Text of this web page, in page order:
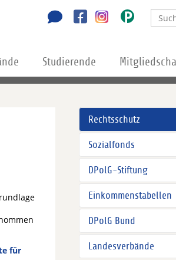
Studierende
für
Rechtsschutz
Sozialfonds
DPolG-Stiftung
Einkommenstabellen
DPolG Bund
Landesverbände